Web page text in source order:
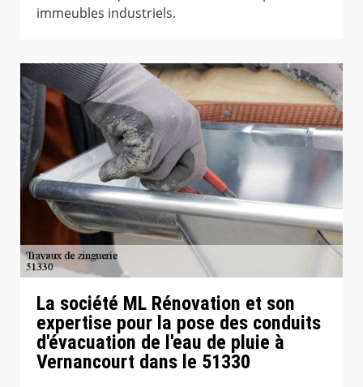
immeubles industriels.
La société ML Rénovation et son
expertise pour la pose des conduits
d'évacuation de l'eau de pluie à
Vernancourt dans le 51330